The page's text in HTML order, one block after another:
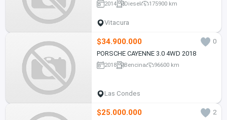
2014 Diesel 175900 km
Vitacura
$34.900.000
0
PORSCHE CAYENNE 3.0 4WD 2018
2018 Bencina 96600 km
Las Condes
$25.000.000
2